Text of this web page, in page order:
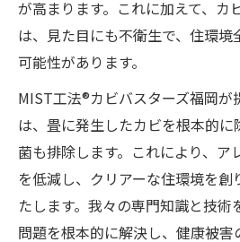
が高まります。これに加えて、カ
は、見た目にも不衛生で、住環境
可能性があります。
MIST工法®カビバスターズ福岡が
は、畳に発生したカビを根本的
菌も排除します。これにより、ア
を低減し、クリアーな住環境を
たします。我々の専門知識と技術
問題を根本的に解決し、健康被害